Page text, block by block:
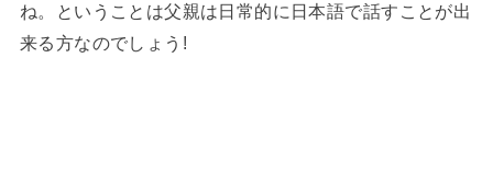
ね。ということは父親は日常的に日本語で話すことが出
来る方なのでしょう!